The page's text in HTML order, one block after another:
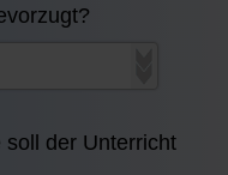
der Unterricht